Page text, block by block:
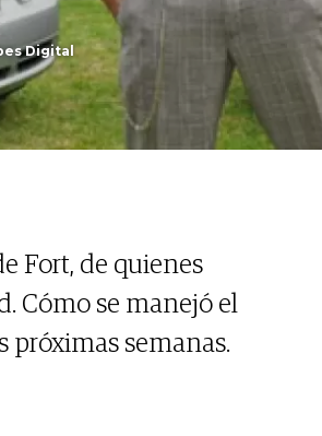
Digital
Fort, de quienes
Cómo se manejó el
próximas semanas.